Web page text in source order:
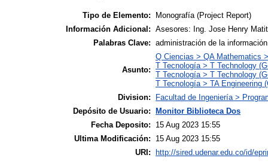
Tipo de Elemento:
Monografía (Project Report)
Información Adicional: Asesores: Ing. Jose Henry
Palabras Clave: administración de la
Asunto:
Q Ciencias > QA Mathematics
T Tecnología > T Technology
T Tecnología > T Technology
T Tecnología > TA Engineering
Division:
Facultad de Ingeniería >
Depósito de Usuario: Monitor Biblioteca Dos
Fecha Deposito:
15 Aug 2023 15:55
Ultima Modificación:
15 Aug 2023 15:55
URI: http://sired.udenar.edu.co/id/